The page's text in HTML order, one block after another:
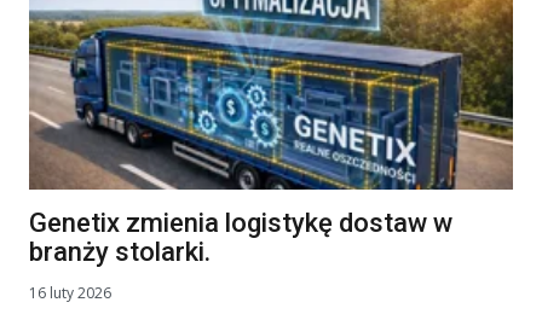
Genetix zmienia logistykę dostaw w
branży stolarki.
16 luty 2026